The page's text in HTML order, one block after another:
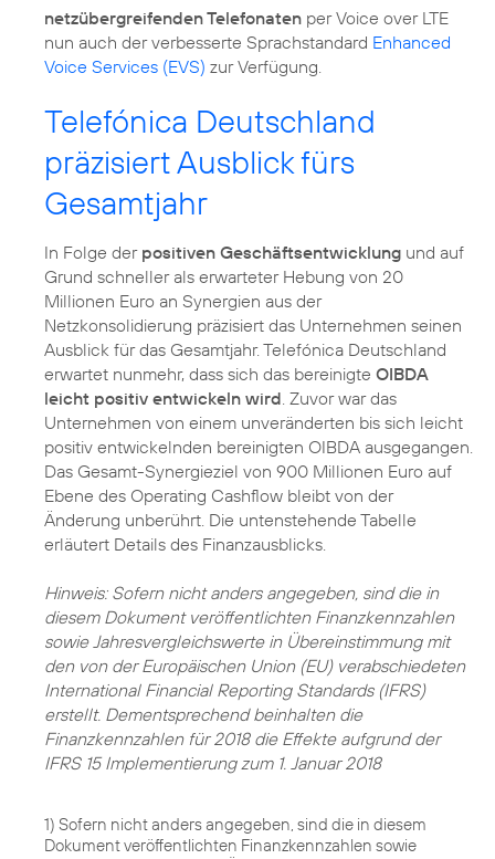
netzübergreifenden Telefonaten per Voice over LTE
nun auch der verbesserte Sprachstandard Enhanced
Voice Services (EVS) zur Verfügung.
Telefónica Deutschland
präzisiert Ausblick fürs
Gesamtjahr
In Folge der positiven Geschäftsentwicklung und auf
Grund schneller als erwarteter Hebung von 20
Millionen Euro an Synergien aus der
Netzkonsolidierung präzisiert das Unternehmen seinen
Ausblick für das Gesamtjahr. Telefónica Deutschland
erwartet nunmehr, dass sich das bereinigte OIBDA
leicht positiv entwickeln wird . Zuvor war das
Unternehmen von einem unveränderten bis sich leicht
positiv entwickelnden bereinigten OIBDA ausgegangen.
Das Gesamt-Synergieziel von 900 Millionen Euro auf
Ebene des Operating Cashflow bleibt von der
Änderung unberührt. Die untenstehende Tabelle
erläutert Details des Finanzausblicks.
Hinweis: Sofern nicht anders angegeben, sind die in
diesem Dokument veröffentlichten Finanzkennzahlen
sowie Jahresvergleichswerte in Übereinstimmung mit
den von der Europäischen Union (EU) verabschiedeten
International Financial Reporting Standards (IFRS)
erstellt. Dementsprechend beinhalten die
Finanzkennzahlen für 2018 die Effekte aufgrund der
IFRS 15 Implementierung zum 1. Januar 2018
1) Sofern nicht anders angegeben, sind die in diesem
Dokument veröffentlichten Finanzkennzahlen sowie